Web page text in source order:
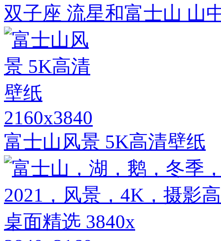
双子座 流星和富士山 山
2160x3840
富士山风景 5K高清壁纸